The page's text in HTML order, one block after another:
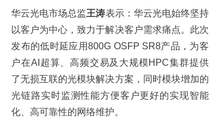
华云光电市场总监王涛表示：华云光电始终坚持
以客户为中心，致力于解决客户需求痛点。此次
发布的低时延应用800G OSFP SR8产品，为客
户在AI超算、高频交易及大规模HPC集群提供
了无损互联的光模块解决方案，同时模块增加的
光链路实时监测性能方便客户更好的实现智能
化、高可靠性的网络维护。